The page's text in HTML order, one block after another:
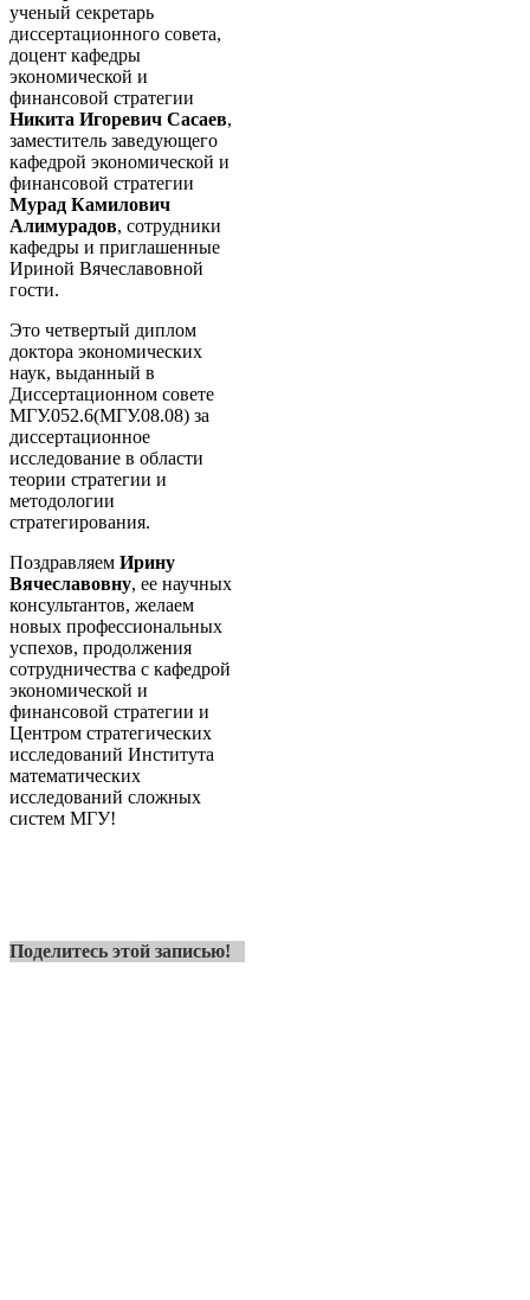
ученый секретарь
диссертационного совета,
доцент кафедры
экономической и
финансовой стратегии
Никита Игоревич Сасаев,
заместитель заведующего
кафедрой экономической и
финансовой стратегии
Мурад Камилович
Алимурадов, сотрудники
кафедры и приглашенные
Ириной Вячеславовной
гости.
Это четвертый диплом
доктора экономических
наук, выданный в
Диссертационном совете
МГУ.052.6(МГУ.08.08) за
диссертационное
исследование в области
теории стратегии и
методологии
стратегирования.
Поздравляем Ирину
Вячеславовну, ее научных
консультантов, желаем
новых профессиональных
успехов, продолжения
сотрудничества с кафедрой
экономической и
финансовой стратегии и
Центром стратегических
исследований Института
математических
исследований сложных
систем МГУ!
Поделитесь этой записью!